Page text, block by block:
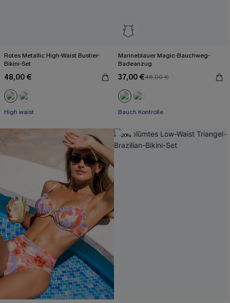
Rotes Metallic High-Waist Bustier-
Bikini-Set
48,00 €
High waist
Marineblauer Magic-Bauchweg-
Badeanzug
37,00 €46,00 €
Bauch Kontrolle
-20%